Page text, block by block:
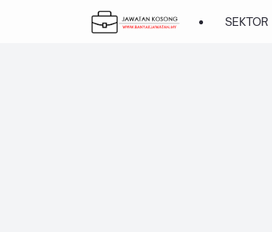
SEKTOR